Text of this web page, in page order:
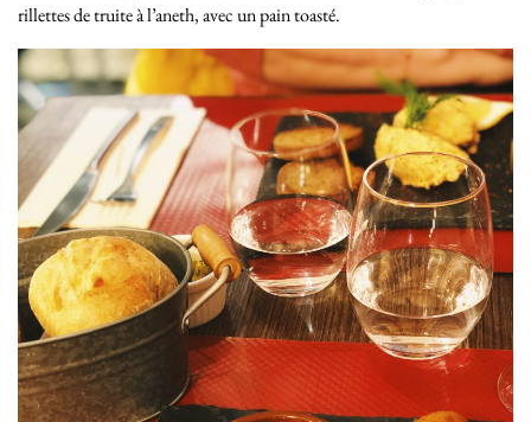
rillettes de truite à l’aneth, avec un pain toasté.